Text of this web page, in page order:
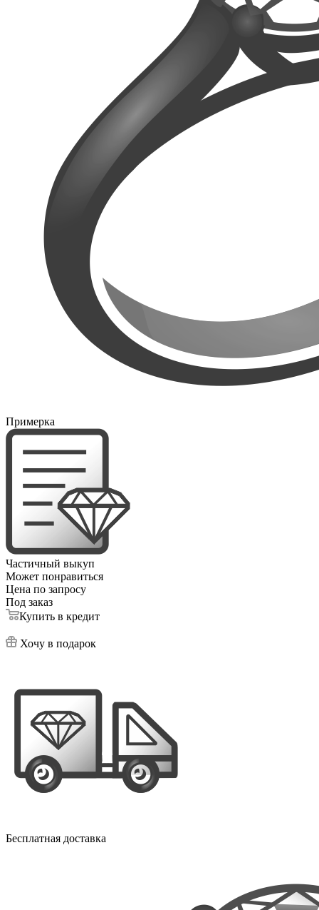
Примерка
Частичный выкуп
Может понравиться
Цена по запросу
Под заказ
Купить в кредит
Хочу в подарок
Бесплатная доставка